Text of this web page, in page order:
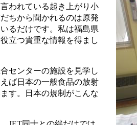
われている起き上がり小
ちから聞かれるのは原発
るだけです。私は福島県
立つ貴重な情報を得まし
センターの施設を見学し
ば日本の一般食品の放射
す。日本の規制がこんな